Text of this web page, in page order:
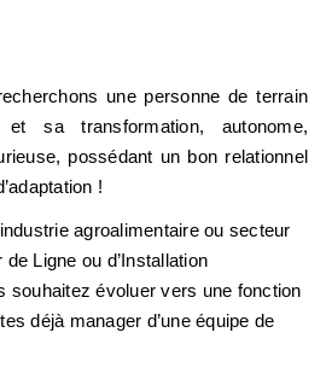
une personne de terrain
sa transformation, autonome,
possédant un bon relationnel
!
agroalimentaire ou secteur
Ligne ou d’Installation
souhaitez évoluer vers une fonction
déjà manager d’une équipe de